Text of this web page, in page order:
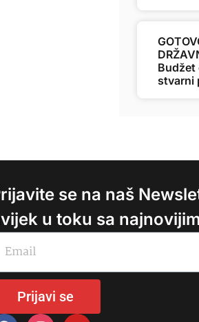
Budžet
stvarni
se na naš
u toku sa
Prijavi se